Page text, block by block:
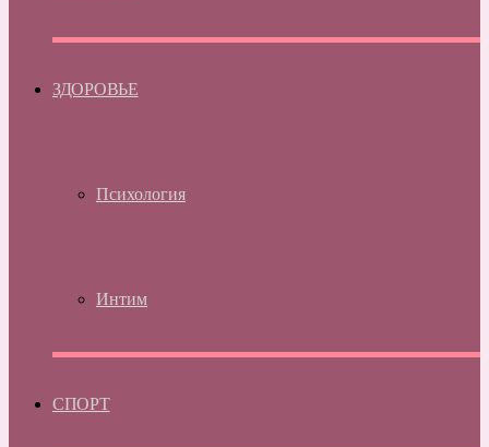
ЗДОРОВЬЕ
Психология
Интим
СПОРТ